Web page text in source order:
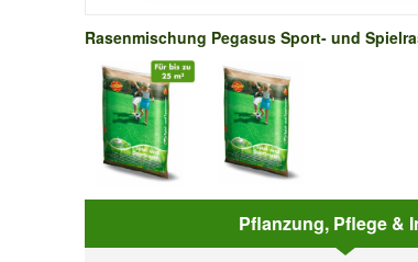
Rasenmischung Pegasus Sport- und
Pflanzung, Pflege &